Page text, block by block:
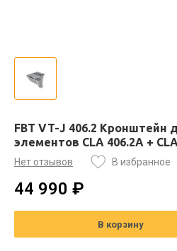
FBT VT-J 406.2 Кронштейн
элементов CLA 406.2A +
Нет отзывов В избранное
44 990 ₽
В корзину